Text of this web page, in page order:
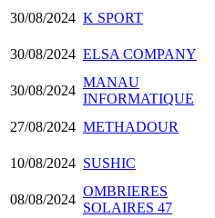
30/08/2024 K SPORT
30/08/2024 ELSA COMPANY
30/08/2024
MANAU
INFORMATIQUE
27/08/2024 METHADOUR
10/08/2024 SUSHIC
08/08/2024
OMBRIERES
SOLAIRES 47